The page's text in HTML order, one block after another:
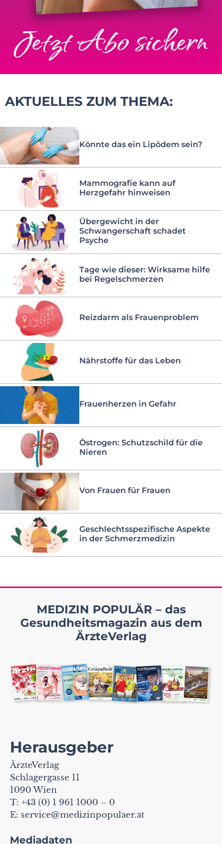
Jetzt Abo sichern
AKTUELLES ZUM THEMA:
Könnte das ein Lipödem sein?
Mammografie kann auf
Herzgefahr hinweisen
Übergewicht in der
Schwangerschaft schadet
Psyche
Tage wie dieser: Wirksame hilfe
bei Regelschmerzen
Reizdarm als Frauenproblem
Nährstoffe für das Leben
Frauenherzen in Gefahr
Östrogen: Schutzschild für die
Nieren
Von Frauen für Frauen
Geschlechtsspezifische Aspekte
in der Schmerzmedizin
MEDIZIN POPULÄR – das
Gesundheitsmagazin aus dem
ÄrzteVerlag
Herausgeber
ÄrzteVerlag
Schlagergasse 11
1090 Wien
T: +43 (0) 1 961 1000 – 0
E: service@medizinpopulaer.at
Mediadaten